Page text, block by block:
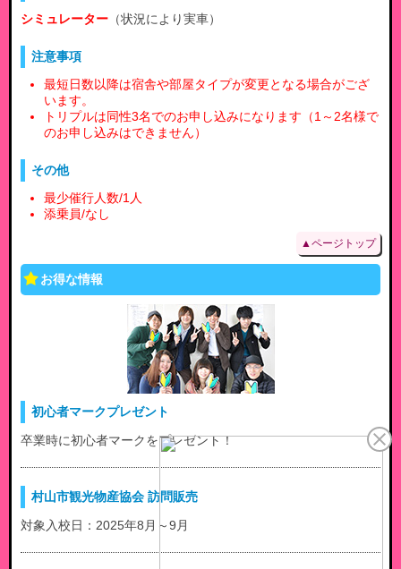
シミュレーター （状況により実車）
注意事項
最短日数以降は宿舎や部屋タイプが変更となる場合がござ
います。
トリプルは同性3名でのお申し込みになります（1～2名様で
のお申し込みはできません）
その他
最少催行人数/1人
添乗員/なし
▲ページトップ
お得な情報
初心者マークプレゼント
卒業時に初心者マークをプレゼント！
村山市観光物産協会 訪問販売
対象入校日：2025年8月～9月